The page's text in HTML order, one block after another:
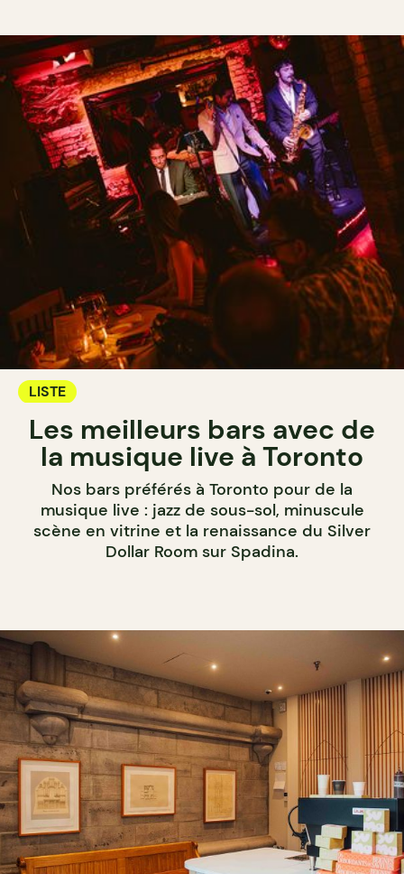
LISTE
Les meilleurs bars avec de
la musique live à Toronto
Nos bars préférés à Toronto pour de la
musique live : jazz de sous-sol, minuscule
scène en vitrine et la renaissance du Silver
Dollar Room sur Spadina.